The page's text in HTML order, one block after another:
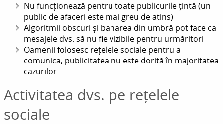
Nu funcționează pentru toate publicurile țintă (un
public de afaceri este mai greu de atins)
Algoritmii obscuri și banarea din umbră pot face ca
mesajele dvs. să nu fie vizibile pentru urmăritori
Oamenii folosesc rețelele sociale pentru a
comunica, publicitatea nu este dorită în majoritatea
cazurilor
Activitatea dvs. pe rețelele
sociale